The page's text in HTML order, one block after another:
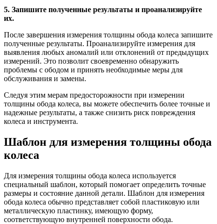
5. Запишите полученные результаты и проанализируйте
их.
После завершения измерения толщины обода колеса запишите
полученные результаты. Проанализируйте измерения для
выявления любых аномалий или отклонений от предыдущих
измерений. Это позволит своевременно обнаружить
проблемы с ободом и принять необходимые меры для
обслуживания и замены.
Следуя этим мерам предосторожности при измерении
толщины обода колеса, вы можете обеспечить более точные и
надежные результаты, а также снизить риск повреждения
колеса и инструмента.
Шаблон для измерения толщины обода
колеса
Для измерения толщины обода колеса используется
специальный шаблон, который помогает определить точные
размеры и состояние данной детали. Шаблон для измерения
обода колеса обычно представляет собой пластиковую или
металлическую пластинку, имеющую форму,
соответствующую внутренней поверхности обода.